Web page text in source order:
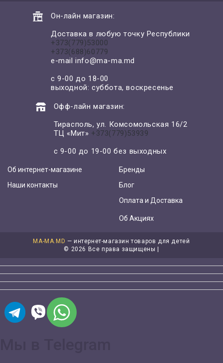
Он-лайн магазин:
Доставка в любую точку Республики
+373(779)53000
+373(688)60779
e-mailinfo@ma-ma.md
с 9-00 до 18-00
выходной: суббота, воскресенье
Офф-лайн магазин:
Тирасполь, ул. Комсомольская 16/2
ТЦ «Мит» +373(779)53939
с 9-00 до 19-00 без выходных
Об интернет-магазине
Наши контакты
Бренды
Блог
Оплата и Доставка
Об Акциях
MA-MA.MD — интернет-магазин товаров для детей
© 2026 Все права защищены |